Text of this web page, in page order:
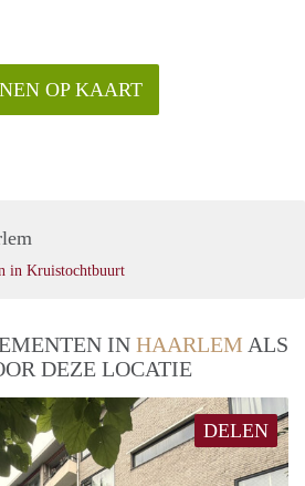
OP KAART
in Kruistochtbuurt
IN HAARLEM ALS
DEZE LOCATIE
DELEN